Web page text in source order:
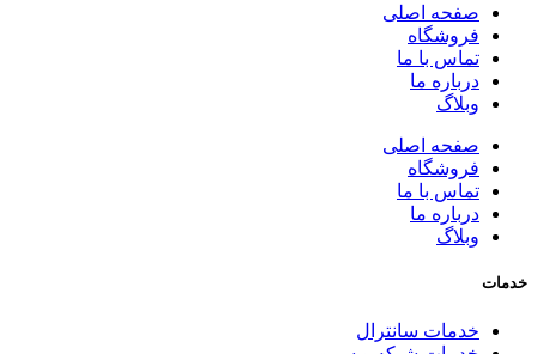
صفحه اصلی
فروشگاه
تماس با ما
درباره ما
وبلاگ
صفحه اصلی
فروشگاه
تماس با ما
درباره ما
وبلاگ
خدمات
خدمات سانترال